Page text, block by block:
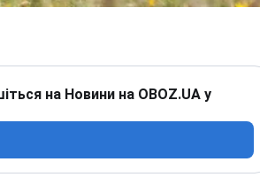
на Новини на OBOZ.UA у